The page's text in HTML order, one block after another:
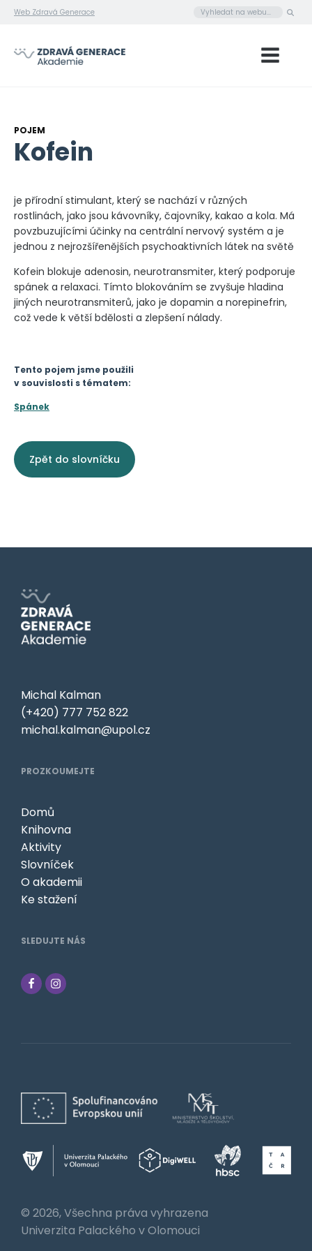
Web Zdravá Generace
Tento pojem jsme použili
v souvislosti s tématem:
Spánek
Zpět do slovníčku
POJEM
Kofein
je přírodní stimulant, který se nachází v různých
rostlinách, jako jsou kávovníky, čajovníky, kakao a kola. Má
povzbuzujícími účinky na centrální nervový systém a je
jednou z nejrozšířenějších psychoaktivních látek na světě
Kofein blokuje adenosin, neurotransmiter, který podporuje
spánek a relaxaci. Tímto blokováním se zvyšuje hladina
jiných neurotransmiterů, jako je dopamin a norepinefrin,
což vede k větší bdělosti a zlepšení nálady.
Michal Kalman
(+420) 777 752 822
michal.kalman@upol.cz
PROZKOUMEJTE
Domů
Knihovna
Aktivity
Slovníček
O akademii
Ke stažení
SLEDUJTE NÁS
© 2026, Všechna práva vyhrazena
Univerzita Palackého v Olomouci